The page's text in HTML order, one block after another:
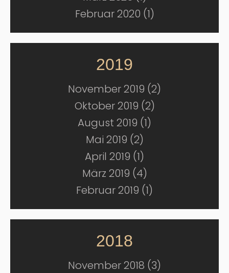
Februar 2020 (1)
2019
November 2019 (2)
Oktober 2019 (2)
August 2019 (1)
Mai 2019 (2)
April 2019 (1)
März 2019 (4)
Februar 2019 (1)
2018
November 2018 (3)